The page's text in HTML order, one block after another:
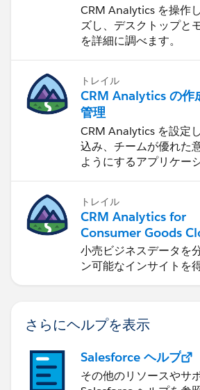
CRM Analytics を操作
ズし、デスクトップと
を詳細に調べます。
トレイル
CRM Analytics の作
管理
CRM Analytics を設定
込み、チームが優れた
ようにするアプリケー
トレイル
CRM Analytics for
Consumer Goods
を使用する
小売ビジネスデータを
ン可能なインサイトを
さらにヘルプを表示
Salesforce ヘルプ
その他のリソースやサ